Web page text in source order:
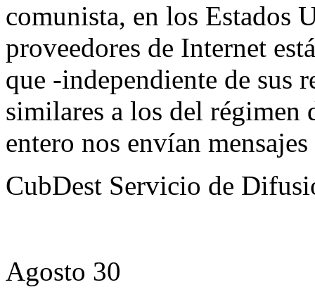
comunista, en los Estados
proveedores de Internet
que -independiente de sus
similares a los del régimen
entero nos envían
CubDest Servicio de
Agosto 30